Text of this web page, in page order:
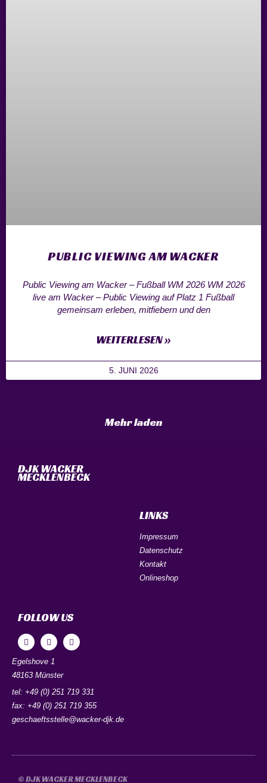
PUBLIC VIEWING AM WACKER
Public Viewing am Wacker – Fußball WM 2026 WM 2026
live am Wacker – Public Viewing auf Platz 1 Fußball
gemeinsam erleben, mitfiebern und den
WEITERLESEN »
5. JUNI 2026
Mehr laden
DJK WACKER
MECKLENBECK
LINKS
Impressum
Datenschutz
Kontakt
Onlineshop
FOLLOW US
Egelshove 1
48163 Münster
tel: +49 (0) 251 719 331
fax: +49 (0) 251 719 355
geschaeftsstelle@wacker-djk.de
© DJK WACKER MECKLENBECK